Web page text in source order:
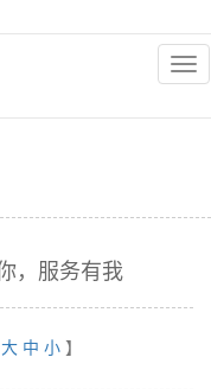
，服务有我
大 中 小 】